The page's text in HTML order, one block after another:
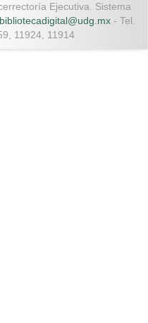
Ejecutiva. Sistema
bibliotecadigital@udg.mx - Tel.
11924, 11914